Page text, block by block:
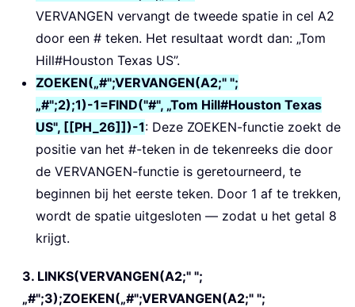
VERVANGEN vervangt de tweede spatie in cel A2
door een # teken. Het resultaat wordt dan: „Tom
Hill#Houston Texas US”.
ZOEKEN(„#";VERVANGEN(A2;" ";
„#";2);1)-1=FIND("#", „Tom Hill#Houston Texas
US", [[PH_26]])-1: Deze ZOEKEN-functie zoekt de
positie van het #-teken in de tekenreeks die door
de VERVANGEN-functie is geretourneerd, te
beginnen bij het eerste teken. Door 1 af te trekken,
wordt de spatie uitgesloten — zodat u het getal 8
krijgt.
3. LINKS(VERVANGEN(A2;" ";
„#";3);ZOEKEN(„#";VERVANGEN(A2;" ";